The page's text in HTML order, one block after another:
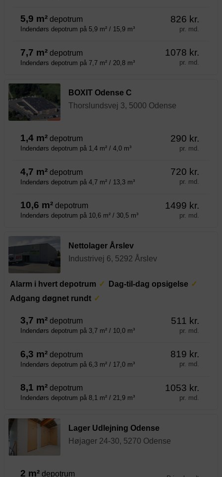
5,9 m² depotrum
Indendørs depotrum på 5,9 m² / 15,9 m³
826 kr.
pr. md.
7,7 m² depotrum
Indendørs depotrum på 7,7 m² / 20,8 m³
1078 kr.
pr. md.
BOXIT Odense C
Thorslundsvej 3, 5000 Odense
1,4 m² depotrum
Indendørs depotrum på 1,4 m² / 4,0 m³
290 kr.
pr. md.
4,7 m² depotrum
Indendørs depotrum på 4,7 m² / 13,3 m³
720 kr.
pr. md.
10,6 m² depotrum
Indendørs depotrum på 10,6 m² / 30,5 m³
1499 kr.
pr. md.
Nettolager Årslev
Industrivej 6, 5292 Årslev
Alarm i hvert depotrum
Dag-til-dag opsigelse
Adgang døgnet rundt
3,7 m² depotrum
Indendørs depotrum på 3,7 m² / 10,0 m³
511 kr.
pr. md.
6,3 m² depotrum
Indendørs depotrum på 6,3 m² / 17,0 m³
819 kr.
pr. md.
8,1 m² depotrum
Indendørs depotrum på 8,1 m² / 21,9 m³
1053 kr.
pr. md.
Lager Udlejning Odense
Højager 24-30, 5270 Odense
2 m² depotrum